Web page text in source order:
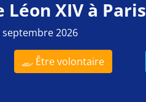
XIV à Paris
2026
Être volontaire